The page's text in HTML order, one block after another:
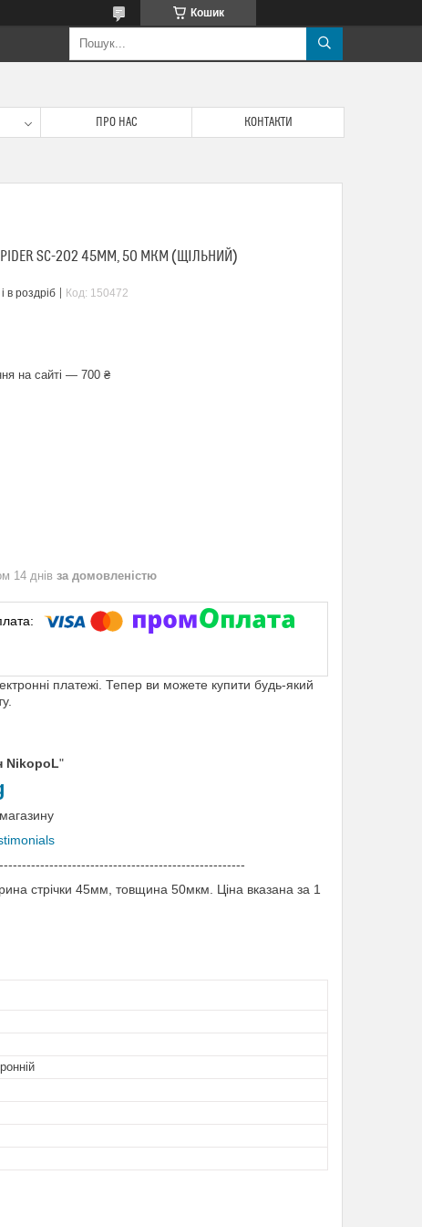
Кошик
ПРО НАС КОНТАКТИ
SC-202 45ММ, 50 МКМ (ЩІЛЬНИЙ)
в роздріб Код: 150472
на сайті — 700 ₴
14 днів за домовленістю
платежі. Тепер ви можете купити будь-який
NikopoL"
стрічки 45мм, товщина 50мкм. Ціна вказана за 1